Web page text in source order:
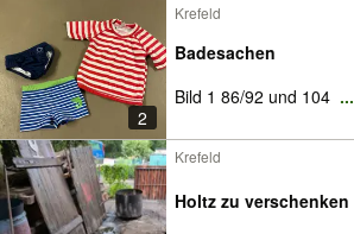
2
Krefeld
Badesachen
Bild 1 86/92 und 104 ...
Krefeld
Holtz zu verschenken